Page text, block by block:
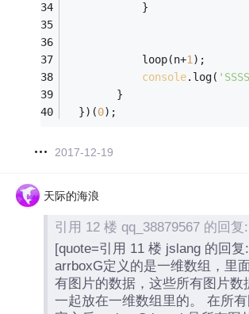
            }
            loop(n+
1);
console.log(
        }
  })(
0);
2017-12-19
天际的海浪
引用 12 楼 qq_38879567 的回复:
[quote=引用 11 楼 jslang 的回复
arrboxG定义的是一维数组，里
有图片的数据，这些所有图片数
一起放在一维数组里的。 在所